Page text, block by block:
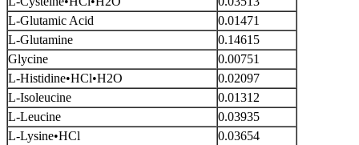
L-Glutamic Acid
0.01471
L-Glutamine
0.14615
Glycine
0.00751
L-Histidine•HCl•H2O
0.02097
L-Isoleucine
0.01312
L-Leucine
0.03935
L-Lysine•HCl
0.03654